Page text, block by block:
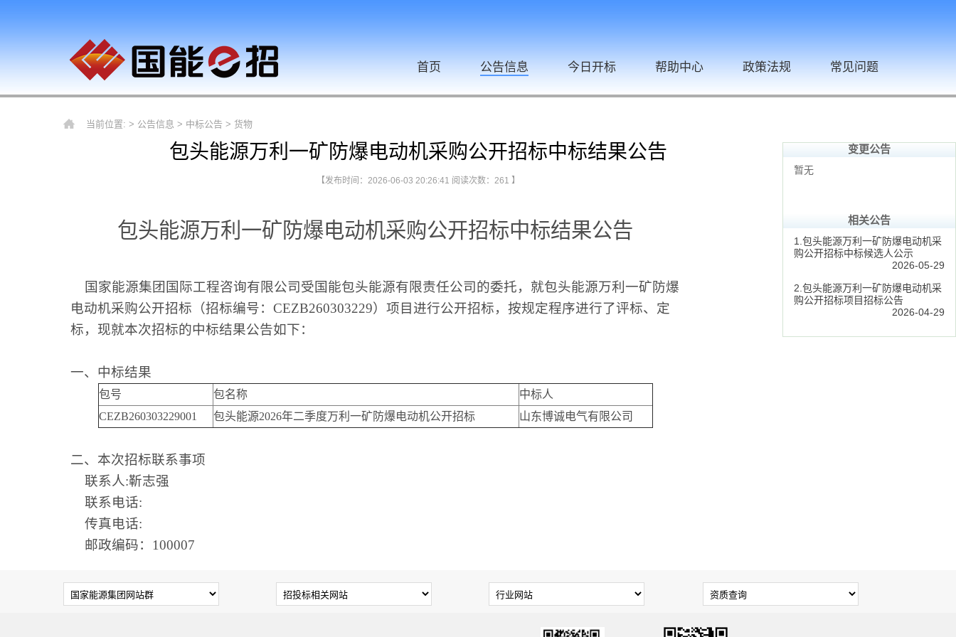
首页 公告信息 今日开标 帮助中心 政策法规 常见问题
变更公告
暂无
相关公告
1.包头能源万利一矿防爆电动机采
购公开招标中标候选人公示
2026-05-29
2.包头能源万利一矿防爆电动机采
购公开招标项目招标公告
2026-04-29
当前位置: > 公告信息 > 中标公告 > 货物
包头能源万利一矿防爆电动机采购公开招标中标结果公告
【发布时间：2026-06-03 20:26:41 阅读次数： 261 】
包头能源万利一矿防爆电动机采购公开招标中标结果公告
国家能源集团国际工程咨询有限公司受国能包头能源有限责任公司的委托，就包头能源万利一矿防爆
电动机采购公开招标（招标编号：CEZB260303229）项目进行公开招标，按规定程序进行了评标、定
标，现就本次招标的中标结果公告如下：
一、中标结果
包号 包名称
中标人
CEZB260303229001
包头能源2026年二季度万利一矿防爆电动机公开招标 山东博诚电气有限公司
二、本次招标联系事项
联系人:靳志强
联系电话:
传真电话:
邮政编码：100007